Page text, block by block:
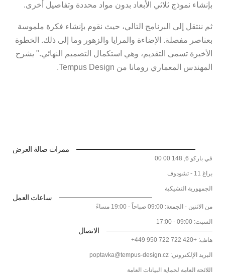
بإنشاء نموذج ثلاثي الأبعاد بدون مواد محددة وتفاصيل أخرى.
ثم ننتقل إلى البرنامج التالي، حيث نقوم بإنشاء فكرة ملموسة
بعناصر مفصلة. الإضاءة والمرايا والزهور وما إلى ذلك. الخطوة
الأخيرة تسمى التقديم، وهي استكمال التصميم النهائي." يشرح
المهندس المعماري رومانا من Tempus Design.
ممرات صالة العرض
في باركو 6, 148 00 00
براغ 11 - تشودوف
الجمهورية التشيكية
ساعات العمل
من الاثنين - الجمعة: 09:00 صباحاً - 19:00 مساءً
السبت: 09:00 - 17:00
الاتصال
هاتف: +420 722 722 950 449+
البريد الإلكتروني: poptavka@tempus-design.cz
اللائحة العامة لحماية البيانات العامة